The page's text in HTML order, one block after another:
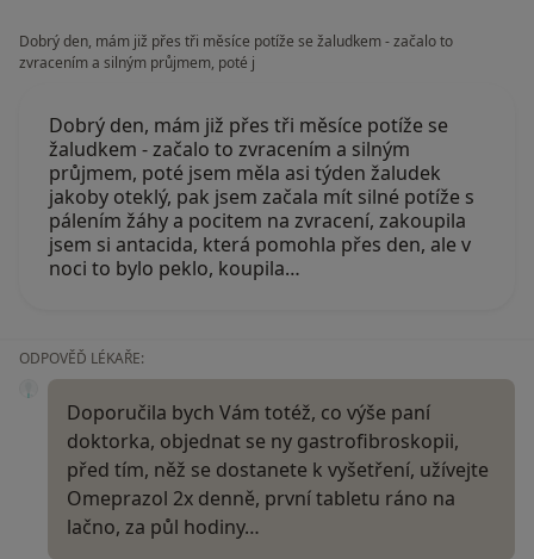
Dobrý den, mám již přes tři měsíce potíže se žaludkem - začalo to
zvracením a silným průjmem, poté j
Dobrý den, mám již přes tři měsíce potíže se
žaludkem - začalo to zvracením a silným
průjmem, poté jsem měla asi týden žaludek
jakoby oteklý, pak jsem začala mít silné potíže s
pálením žáhy a pocitem na zvracení, zakoupila
jsem si antacida, která pomohla přes den, ale v
noci to bylo peklo, koupila…
ODPOVĚĎ LÉKAŘE:
Doporučila bych Vám totéž, co výše paní
doktorka, objednat se ny gastrofibroskopii,
před tím, něž se dostanete k vyšetření, užívejte
Omeprazol 2x denně, první tabletu ráno na
lačno, za půl hodiny…